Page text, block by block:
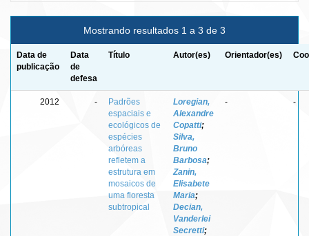
Mostrando resultados 1 a 3 de 3
Data de
publicação
Data
de
defesa
Título Autor(es) Orientador(es)
2012 -
Padrões
espaciais e
ecológicos de
espécies
arbóreas
refletem a
estrutura em
mosaicos de
uma floresta
subtropical
Loregian,
Alexandre
Copatti;
Silva,
Bruno
Barbosa;
Zanin,
Elisabete
Maria;
Decian,
Vanderlei
Secretti;
- -